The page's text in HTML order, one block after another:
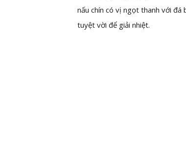
nấu chín có vị ngọt thanh với
tuyệt vời để giải nhiệt.